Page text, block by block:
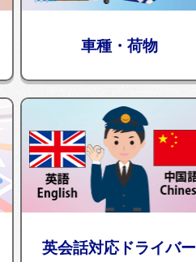
車種・荷物
英会話対応ドライバー